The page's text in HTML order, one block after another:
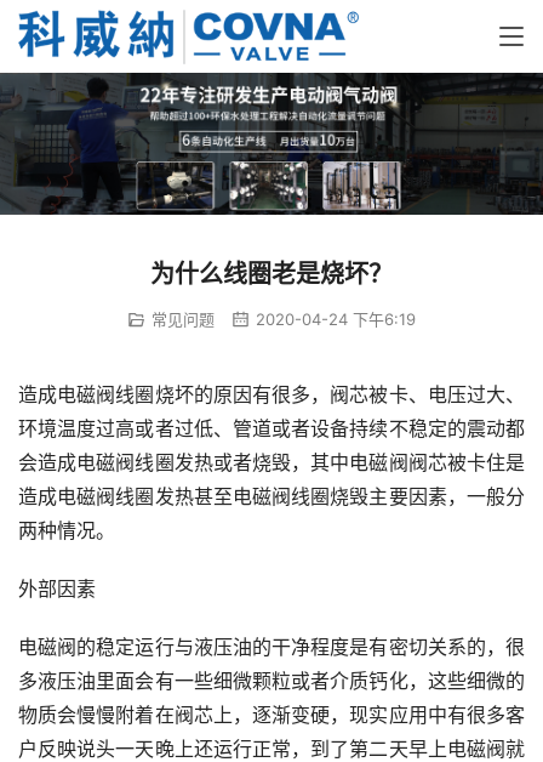
为什么线圈老是烧坏？
常见问题 2020-04-24 下午6:19
造成电磁阀线圈烧坏的原因有很多，阀芯被卡、电压过大、
环境温度过高或者过低、管道或者设备持续不稳定的震动都
会造成电磁阀线圈发热或者烧毁，其中电磁阀阀芯被卡住是
造成电磁阀线圈发热甚至电磁阀线圈烧毁主要因素，一般分
两种情况。
外部因素
电磁阀的稳定运行与液压油的干净程度是有密切关系的，很
多液压油里面会有一些细微颗粒或者介质钙化，这些细微的
物质会慢慢附着在阀芯上，逐渐变硬，现实应用中有很多客
户反映说头一天晚上还运行正常，到了第二天早上电磁阀就